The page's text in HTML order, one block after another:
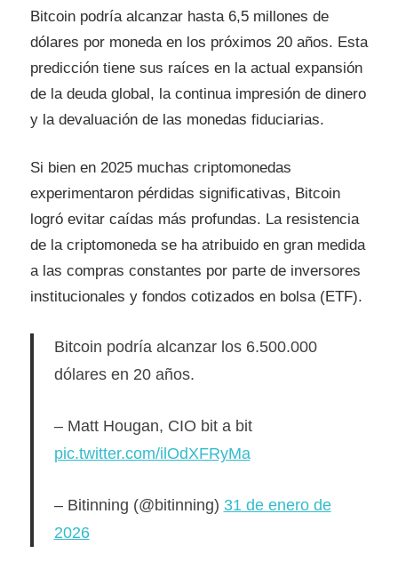
Bitcoin podría alcanzar hasta 6,5 ​​millones de
dólares por moneda en los próximos 20 años. Esta
predicción tiene sus raíces en la actual expansión
de la deuda global, la continua impresión de dinero
y la devaluación de las monedas fiduciarias.
Si bien en 2025 muchas criptomonedas
experimentaron pérdidas significativas, Bitcoin
logró evitar caídas más profundas. La resistencia
de la criptomoneda se ha atribuido en gran medida
a las compras constantes por parte de inversores
institucionales y fondos cotizados en bolsa (ETF).
Bitcoin podría alcanzar los 6.500.000
dólares en 20 años.
– Matt Hougan, CIO bit a bit
pic.twitter.com/ilOdXFRyMa
– Bitinning (@bitinning) 31 de enero de
2026